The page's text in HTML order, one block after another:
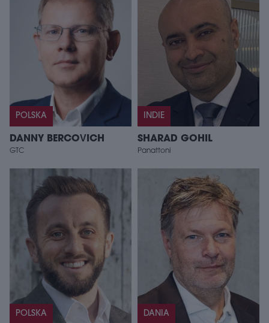
POLSKA
DANNY BERCOVICH
GTC
INDIE
SHARAD GOHIL
Panattoni
POLSKA DANIA